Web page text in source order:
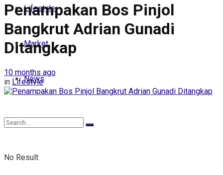
Lifestyle
Market
News
No Result
Penampakan Bos Pinjol
Bangkrut Adrian Gunadi
Ditangkap
10 months ago
in Lifestyle